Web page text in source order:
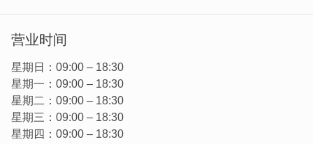
营业时间
星期日：09:00 – 18:30
星期一：09:00 – 18:30
星期二：09:00 – 18:30
星期三：09:00 – 18:30
星期四：09:00 – 18:30